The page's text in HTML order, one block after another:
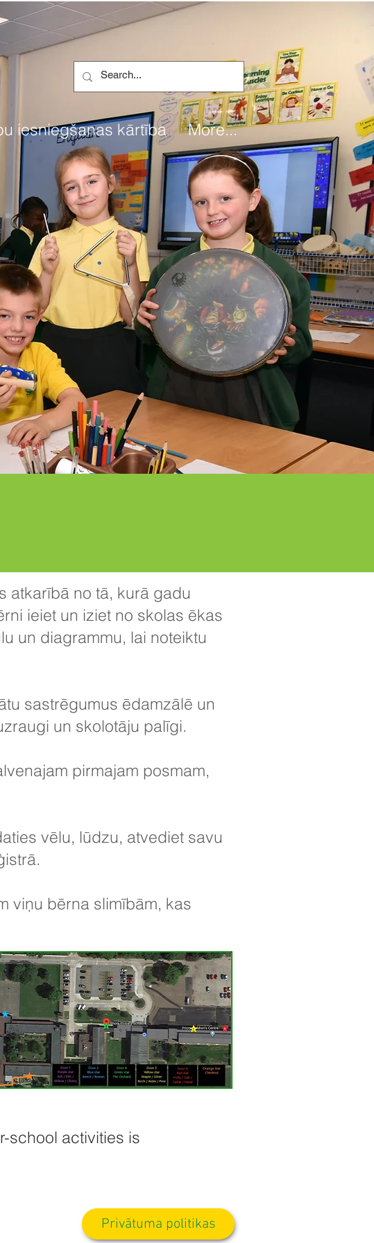
iesniegšanas kārtība More...
atkarībā no tā, kurā gadu
ieiet un iziet no skolas ēkas
un diagrammu, lai noteiktu
sastrēgumus ēdamzālē un
un skolotāju palīgi.
pirmajam posmam,
vēlu, lūdzu, atvediet savu
viņu bērna slimībām, kas
school activities is
Privātuma politikas